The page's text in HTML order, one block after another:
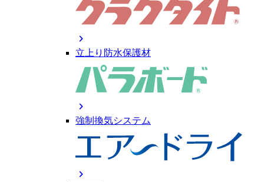
chevron_right
立上り防水保護材
chevron_right
強制換気システム
chevron_right